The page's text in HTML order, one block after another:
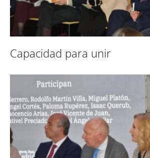
Capacidad para unir